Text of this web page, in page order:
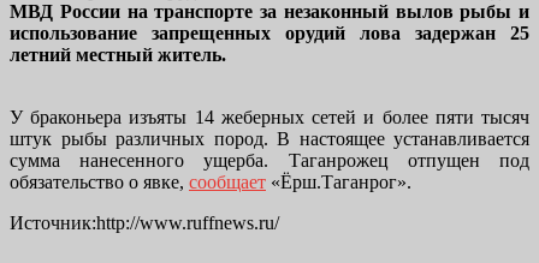
МВД России на транспорте за незаконный вылов рыбы и
использование запрещенных орудий лова задержан 25
летний местный житель.
У браконьера изъяты 14 жеберных сетей и более пяти тысяч
штук рыбы различных пород. В настоящее устанавливается
сумма нанесенного ущерба. Таганрожец отпущен под
обязательство о явке, сообщает «Ёрш.Таганрог».
Источник:http://www.ruffnews.ru/